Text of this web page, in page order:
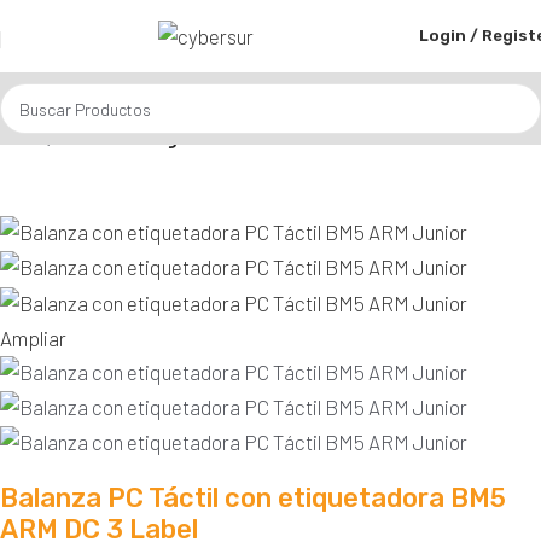
Login /
Inicio Balanzas Registradoras
Ampliar
Balanza PC Táctil con etiquetadora BM5
ARM DC 3 Label